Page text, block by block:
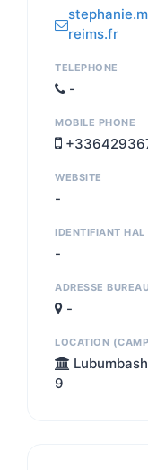
reims.fr
TELEPHONE
-
MOBILE PHONE
WEBSITE
-
IDENTIFIANT
-
ADRESSE
-
LOCATION
9